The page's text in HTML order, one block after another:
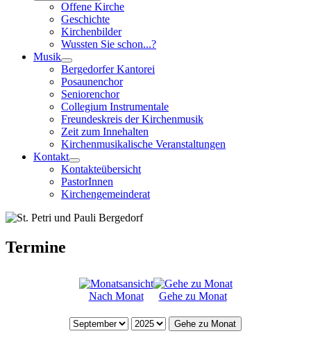
Offene Kirche
Geschichte
Kirchenbilder
Wussten Sie schon...?
Musik
Bergedorfer Kantorei
Posaunenchor
Seniorenchor
Collegium Instrumentale
Freundeskreis der Kirchenmusik
Zeit zum Innehalten
Kirchenmusikalische Veranstaltungen
Kontakt
Kontakteübersicht
PastorInnen
Kirchengemeinderat
Termine
Nach Monat Gehe zu Monat
Gehe zu Monat